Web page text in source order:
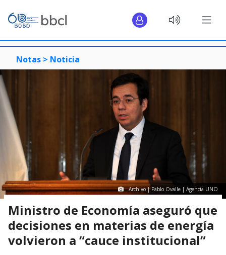
Notas > Noticia
Archivo | Pablo Ovalle | Agencia UNO
Ministro de Economía aseguró que
decisiones en materias de energía
volvieron a “cauce institucional”